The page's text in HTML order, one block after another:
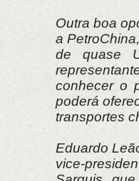
Outra boa
a
de quase
conhecer o
poderá
transportes
Eduardo
vice-